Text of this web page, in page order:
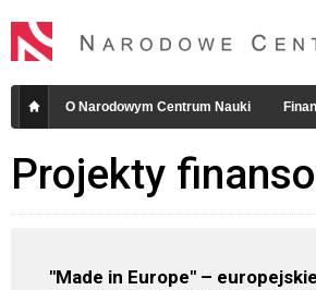
O Narodowym Centrum Nauki
Projekty
"Made in Europe" –